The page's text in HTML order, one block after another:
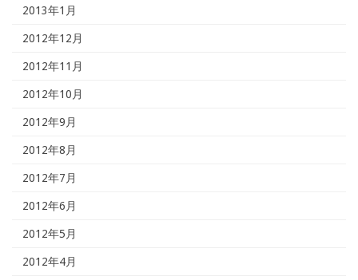
2013年1月
2012年12月
2012年11月
2012年10月
2012年9月
2012年8月
2012年7月
2012年6月
2012年5月
2012年4月